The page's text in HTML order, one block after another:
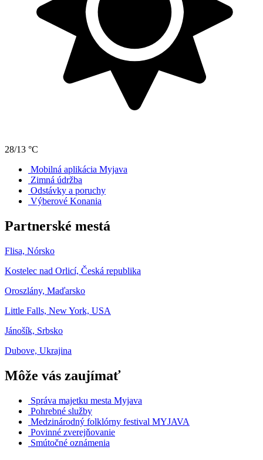
28/13 °C
Mobilná aplikácia Myjava
Zimná údržba
Odstávky a poruchy
Výberové Konania
Partnerské mestá
Flisa, Nórsko
Kostelec nad Orlicí, Česká republika
Oroszlány, Maďarsko
Little Falls, New York, USA
Jánošík, Srbsko
Dubove, Ukrajina
Môže vás zaujímať
Správa majetku mesta Myjava
Pohrebné služby
Medzinárodný folklórny festival MYJAVA
Povinné zverejňovanie
Smútočné oznámenia